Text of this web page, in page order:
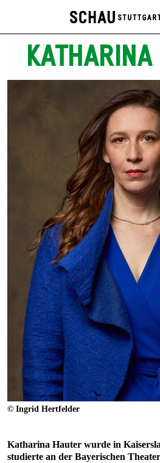
© Ingrid Hertfelder
Katharina Hauter wurde in
studierte an der Bayerischen